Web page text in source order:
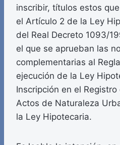
inscribir, títulos estos
el Artículo 2 de la Ley
del Real Decreto 1093/
el que se aprueban las
complementarias al
ejecución de la Ley
Inscripción en el
Actos de Naturaleza
la Ley Hipotecaria.